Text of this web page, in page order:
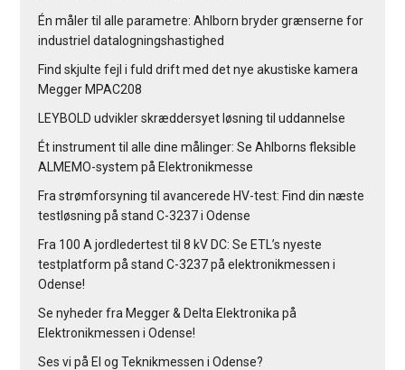
Én måler til alle parametre: Ahlborn bryder grænserne for
industriel datalogningshastighed
Find skjulte fejl i fuld drift med det nye akustiske kamera
Megger MPAC208
LEYBOLD udvikler skræddersyet løsning til uddannelse
Ét instrument til alle dine målinger: Se Ahlborns fleksible
ALMEMO-system på Elektronikmesse
Fra strømforsyning til avancerede HV-test: Find din næste
testløsning på stand C-3237 i Odense
Fra 100 A jordledertest til 8 kV DC: Se ETL’s nyeste
testplatform på stand C-3237 på elektronikmessen i
Odense!
Se nyheder fra Megger & Delta Elektronika på
Elektronikmessen i Odense!
Ses vi på El og Teknikmessen i Odense?